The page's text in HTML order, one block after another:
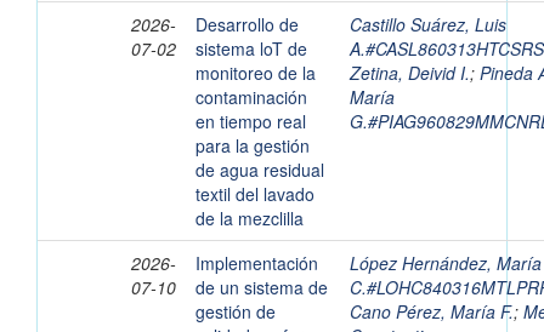
2026-
07-02
Desarrollo de
sistema loT de
monitoreo de la
contaminación
en tiempo real
para la gestión
de agua residual
textil del lavado
de la mezclilla
Castillo Suárez, Luis
Zetina, Deivid I.; Pineda
María
2026-
07-10
Implementación
de un sistema de
gestión de
López Hernández,
Cano Pérez, María F.;